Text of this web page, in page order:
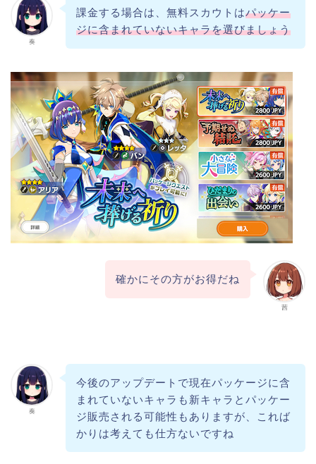
奏
課金する場合は、無料スカウトはパッケー
ジに含まれていないキャラを選びましょう
茜
確かにその方がお得だね
奏
今後のアップデートで現在パッケージに含
まれていないキャラも新キャラとパッケー
ジ販売される可能性もありますが、これば
かりは考えても仕方ないですね